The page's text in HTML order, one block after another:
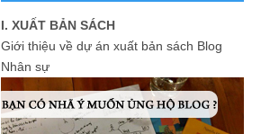
I. XUẤT BẢN SÁCH
Giới thiệu về dự án xuất bản sách Blog
Nhân sự